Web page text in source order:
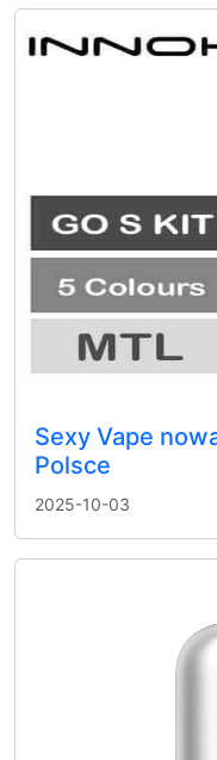
Sexy Vape
Polsce
2025-10-03